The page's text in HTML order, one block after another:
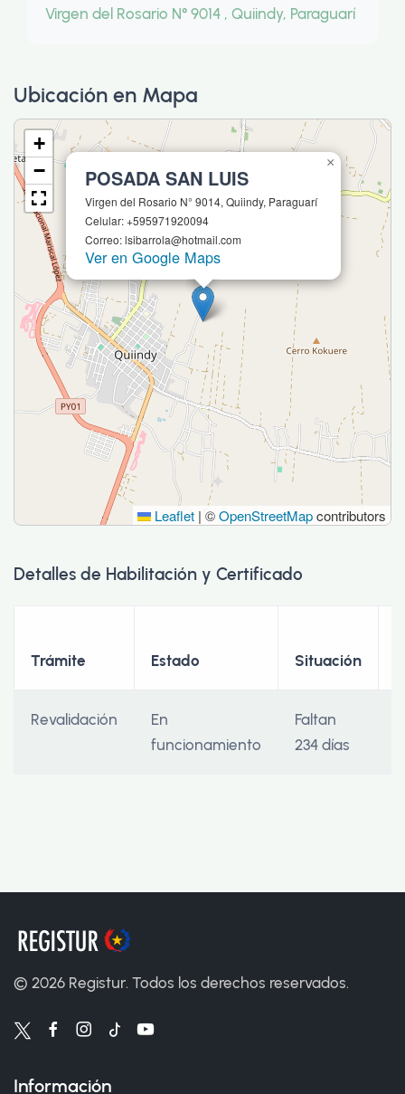
Virgen del Rosario N° 9014 , Quiindy, Paraguarí
Ubicación en Mapa
POSADA SAN LUIS
Virgen del Rosario N° 9014, Quiindy, Paraguarí
Celular: +595971920094
Correo: lsibarrola@hotmail.com
Ver en Google Maps
×
+
−
Leaflet | ©OpenStreetMapcontributors
Detalles de Habilitación y Certificado
Trámite Estado Situación
Revalidación
En
funcionamiento
Faltan
234 días
© 2026 Registur. Todos los derechos reservados.
Información